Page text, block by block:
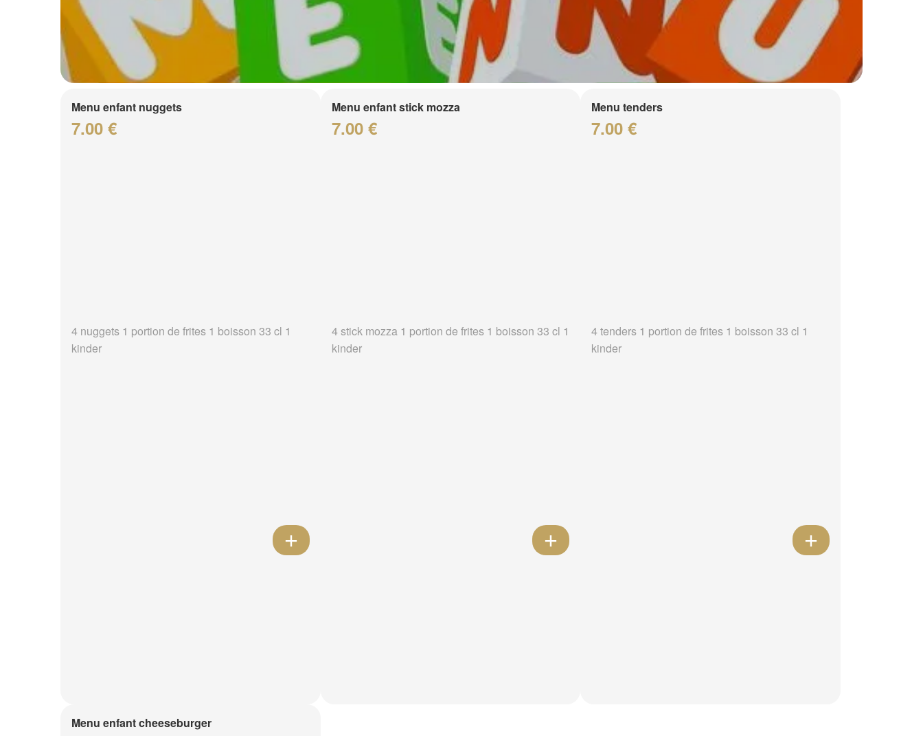
Menu enfant nuggets
7.00 €
4 nuggets 1 portion de frites 1 boisson 33 cl 1
kinder
Menu enfant stick mozza
7.00 €
4 stick mozza 1 portion de frites 1 boisson 33 cl 1
kinder
Menu tenders
7.00 €
4 tenders 1 portion de frites 1 boisson 33 cl 1
kinder
Menu enfant cheeseburger